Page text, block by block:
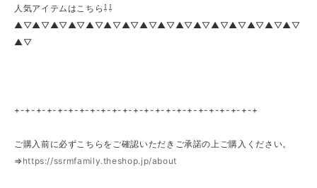
人気アイテムはこちら⇩⇩
▲▽▲▽▲▽▲▽▲▽▲▽▲▽▲▽▲▽▲▽▲▽▲▽▲▽▲▽▲▽▲▽
▲▽
+-+-+-+-+-+-+-+-+-+-+-+-+-+-+-+-+-+-+-+-+-+-+
ご購入前に必ずこちらをご確認いただきご承諾の上ご購入ください。
⇒ https://ssrmfamily.theshop.jp/about